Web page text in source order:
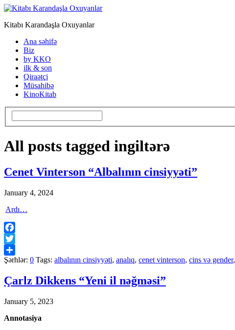
Kitabı Karandaşla Oxuyanlar
Ana səhifə
Biz
by KKO
ilk & son
Qiraətçi
Müsahibə
KinoKitab
All posts tagged ingiltərə
Cenet Vinterson “Albalının cinsiyyəti”
January 4, 2024
Ardı…
Facebook
Twitter
Share
Şərhlər: 0 Tags: albalının cinsiyyəti, analıq, cenet vinterson, cins və gender,
Çarlz Dikkens “Yeni il nəğməsi”
January 5, 2023
Annotasiya